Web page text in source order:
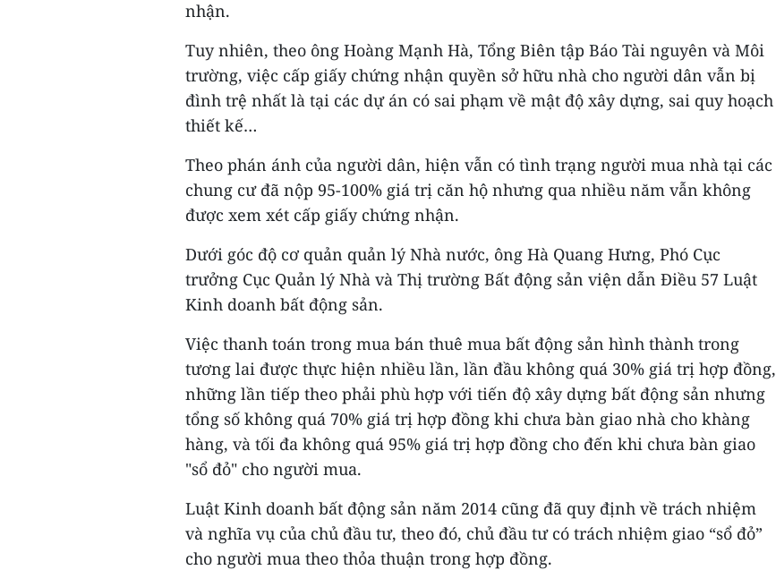
nhận.
Tuy nhiên, theo ông Hoàng Mạnh Hà, Tổng Biên tập Báo Tài nguyên và Môi
trường, việc cấp giấy chứng nhận quyền sở hữu nhà cho người dân vẫn bị
đình trệ nhất là tại các dự án có sai phạm về mật độ xây dựng, sai quy hoạch
thiết kế…
Theo phán ánh của người dân, hiện vẫn có tình trạng người mua nhà tại các
chung cư đã nộp 95-100% giá trị căn hộ nhưng qua nhiều năm vẫn không
được xem xét cấp giấy chứng nhận.
Dưới góc độ cơ quản quản lý Nhà nước, ông Hà Quang Hưng, Phó Cục
trưởng Cục Quản lý Nhà và Thị trường Bất động sản viện dẫn Điều 57 Luật
Kinh doanh bất động sản.
Việc thanh toán trong mua bán thuê mua bất động sản hình thành trong
tương lai được thực hiện nhiều lần, lần đầu không quá 30% giá trị hợp đồng,
những lần tiếp theo phải phù hợp với tiến độ xây dựng bất động sản nhưng
tổng số không quá 70% giá trị hợp đồng khi chưa bàn giao nhà cho khàng
hàng, và tối đa không quá 95% giá trị hợp đồng cho đến khi chưa bàn giao
"sổ đỏ" cho người mua.
Luật Kinh doanh bất động sản năm 2014 cũng đã quy định về trách nhiệm
và nghĩa vụ của chủ đầu tư, theo đó, chủ đầu tư có trách nhiệm giao “sổ đỏ”
cho người mua theo thỏa thuận trong hợp đồng.